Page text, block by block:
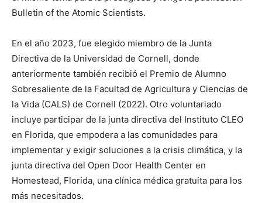
Bulletin of the Atomic Scientists.
En el año 2023, fue elegido miembro de la Junta
Directiva de la Universidad de Cornell, donde
anteriormente también recibió el Premio de Alumno
Sobresaliente de la Facultad de Agricultura y Ciencias de
la Vida (CALS) de Cornell (2022). Otro voluntariado
incluye participar de la junta directiva del Instituto CLEO
en Florida, que empodera a las comunidades para
implementar y exigir soluciones a la crisis climática, y la
junta directiva del Open Door Health Center en
Homestead, Florida, una clínica médica gratuita para los
más necesitados.